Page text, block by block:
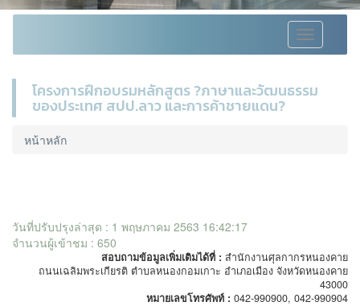
Toggle
navigation
โครงการฝึกอบรมหลักสูตร ?ภาษาและวัฒนธรรม
ของประเทศ สปป.ลาว และการค้าชายแดน?
หน้าหลัก
วันที่ปรับปรุงล่าสุด : 1 พฤษภาคม 2563 16:42:17
จำนวนผู้เข้าชม : 650
สอบถามข้อมูลเพิ่มเติมได้ที่ : สำนักงานศุลกากรหนองคาย
ถนนเฉลิมพระเกียรติ ตำบลหนองกอมเกาะ อำเภอเมือง จังหวัดหนองคาย
43000
หมายเลขโทรศัพท์ : 042-990900, 042-990904